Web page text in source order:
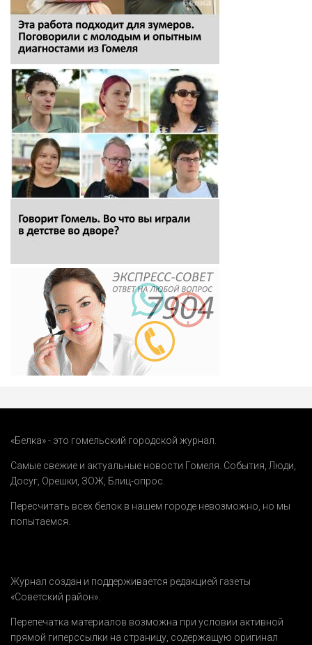
«Белка» - это гомельский городской журнал.
Самые свежие и актуальные новости Гомеля. События,Люди,
Досуг, Орешки, ЗОЖ, Блиц-опрос.
Пересчитать всех белок в нашем городе невозможно, но мы
попытаемся.
Журнал создан и поддерживается редакцией газеты
«Советский район».
Перепечатка материалов возможна при условии активной
прямой гиперссылки на страницу, содержащую оригинал